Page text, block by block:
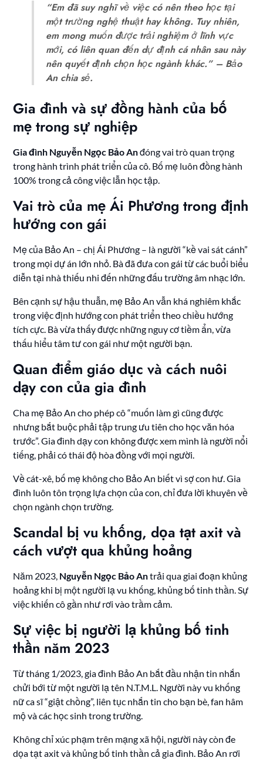
“Em đã suy nghĩ về việc có nên theo học tại
một trường nghệ thuật hay không. Tuy nhiên,
em mong muốn được trải nghiệm ở lĩnh vực
mới, có liên quan đến dự định cá nhân sau này
nên quyết định chọn học ngành khác.” – Bảo
An chia sẻ.
Gia đình và sự đồng hành của bố
mẹ trong sự nghiệp
Gia đình Nguyễn Ngọc Bảo Anđóng vai trò quan trọng
trong hành trình phát triển của cô. Bố mẹ luôn đồng hành
100% trong cả công việc lẫn học tập.
Vai trò của mẹ Ái Phương trong định
hướng con gái
Mẹ của Bảo An – chị Ái Phương – là người “kề vai sát cánh”
trong mọi dự án lớn nhỏ. Bà đã đưa con gái từ các buổi biểu
diễn tại nhà thiếu nhi đến những đấu trường âm nhạc lớn.
Bên cạnh sự hậu thuẫn, mẹ Bảo An vẫn khá nghiêm khắc
trong việc định hướng con phát triển theo chiều hướng
tích cực. Bà vừa thấy được những nguy cơ tiềm ẩn, vừa
thấu hiểu tâm tư con gái như một người bạn.
Quan điểm giáo dục và cách nuôi
dạy con của gia đình
Cha mẹ Bảo An cho phép cô “muốn làm gì cũng được
nhưng bắt buộc phải tập trung ưu tiên cho học văn hóa
trước”. Gia đình dạy con không được xem mình là người nổi
tiếng, phải có thái độ hòa đồng với mọi người.
Về cát-xê, bố mẹ không cho Bảo An biết vì sợ con hư. Gia
đình luôn tôn trọng lựa chọn của con, chỉ đưa lời khuyên về
chọn ngành chọn trường.
Scandal bị vu khống, dọa tạt axit và
cách vượt qua khủng hoảng
Năm 2023, Nguyễn Ngọc Bảo Antrải qua giai đoạn khủng
hoảng khi bị một người lạ vu khống, khủng bố tinh thần. Sự
việc khiến cô gần như rơi vào trầm cảm.
Sự việc bị người lạ khủng bố tinh
thần năm 2023
Từ tháng 1/2023, gia đình Bảo An bắt đầu nhận tin nhắn
chửi bới từ một người lạ tên N.T.M.L. Người này vu khống
nữ ca sĩ “giật chồng”, liên tục nhắn tin cho bạn bè, fan hâm
mộ và các học sinh trong trường.
Không chỉ xúc phạm trên mạng xã hội, người này còn đe
dọa tạt axit và khủng bố tinh thần cả gia đình. Bảo An rơi